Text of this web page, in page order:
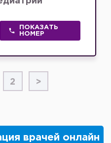
ПОКАЗАТЬ
НОМЕР
2 >
врачей онлайн